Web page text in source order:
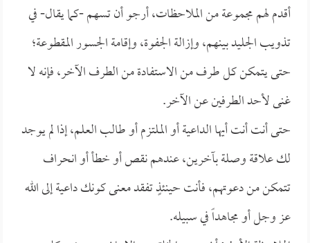
أقدم لهم مجموعة من الملاحظات، أرجو أن تسهم -كما يقال- في
تذويب الجليد بينهم، وإزالة الجفوة، وإقامة الجسور المقطوعة؛
حتى يتمكن كل طرف من الاستفادة من الطرف الآخر، فإنه لا
غنى لأحد الطرفين عن الآخر.
حتى أنت أنت أيها الداعية أو الملتزم أو طالب العلم، إذا لم يوجد
لك علاقة وصلة بآخرين، عندهم نقص أو خطأ أو انحراف
تتمكن من دعوتهم، فأنت حينئذٍ تفقد معنى كونك داعية إلى الله
عز وجل أو مجاهداً في سبيله.